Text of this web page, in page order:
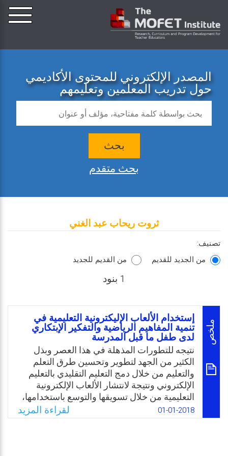
المصدر الإلكتروني للمحتوى الأكاديمي
حول تدريب المعلمين وتعليمهم
بحث
بحث متقدم
ثروت ريحاب عبد الغني
تصنيف:
من الجديد للقديم
من القديم للجديد
1 بنود
ملخص
إستخدام الألعاب الإليكترونية التعليمية في
تنمية المفاهيم الرياضية والتفكير الإبتكاري
لدى طفل ما قبل المدرسة
نتيجه للتطورات المذهلة في هذا العصر وبذل
الكثير من الجهد لتطوير وتحسين طرق التعلم
والتعليم من خلال دمج التعليم التقليدي بالتعليم
الإلكتروني ونتيجة لانتشار الألعاب الإلكترونية
التعليمية من خلال تسويقها والتوسع باستخدامها،
ولما لها من أثر ملحوظ في إحداث الإثارة والمتعة
لدى الأطفال لذا كان من الضروري التطرق الى
01-01-2018 لقراءة المزيد